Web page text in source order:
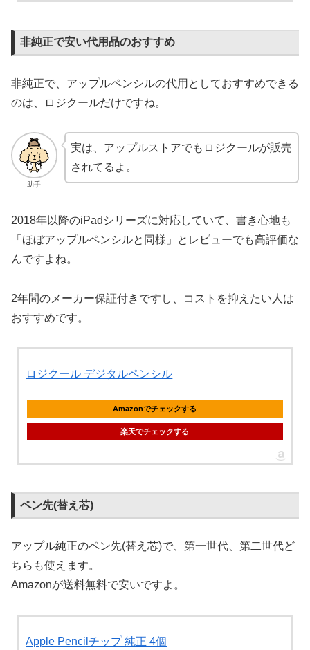
非純正で安い代用品のおすすめ
非純正で、アップルペンシルの代用としておすすめできる
のは、ロジクールだけですね。
助手
実は、アップルストアでもロジクールが販売
されてるよ。
2018年以降のiPadシリーズに対応していて、書き心地も
「ほぼアップルペンシルと同様」とレビューでも高評価な
んですよね。
2年間のメーカー保証付きですし、コストを抑えたい人は
おすすめです。
ロジクール デジタルペンシル
Amazonでチェックする
楽天でチェックする
ペン先(替え芯)
アップル純正のペン先(替え芯)で、第一世代、第二世代ど
ちらも使えます。
Amazonが送料無料で安いですよ。
Apple Pencilチップ 純正 4個